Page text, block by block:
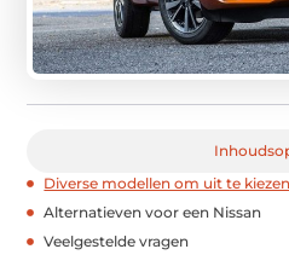
Diverse modellen om uit te kiezen
Alternatieven voor een Nissan
Veelgestelde vragen